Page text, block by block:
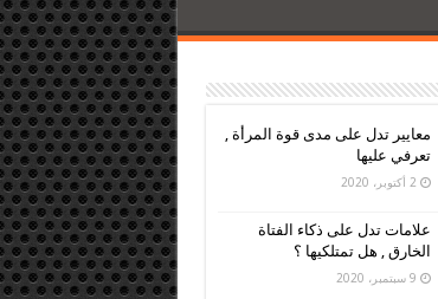
معايير تدل على مدى قوة المرأة ,
تعرفي عليها
2 أكتوبر، 2020
علامات تدل على ذكاء الفتاة
الخارق , هل تمتلكيها ؟
9 سبتمبر، 2020